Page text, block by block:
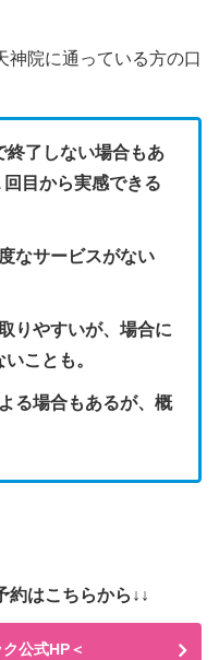
神院に通っている方の口
終了しない場合もあ
目から実感できる
なサービスがない
りやすいが、場合に
ことも。
る場合もあるが、概
約はこちらから↓↓
公式HP＜